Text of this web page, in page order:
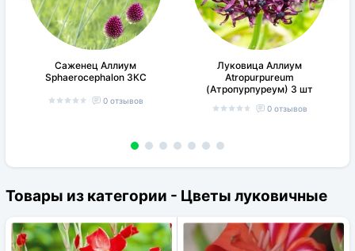
Саженец Аллиум
Sphaerocephalon ЗКС
0 отзывов
Луковица Аллиум
Atropurpureum
(Атропурпуреум) 3 шт
0 отзывов
Товары из категории - Цветы луковичные